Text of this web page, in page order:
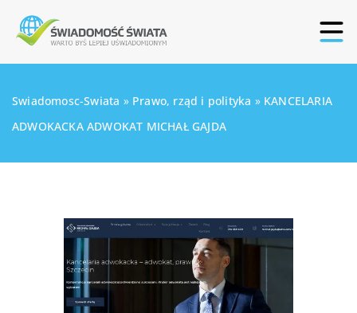
Swiadomosc-Swiata » Prawo, rząd i polityka » KANCELARIA
ADWOKACKA ADWOKAT MICHAŁ GAJDA